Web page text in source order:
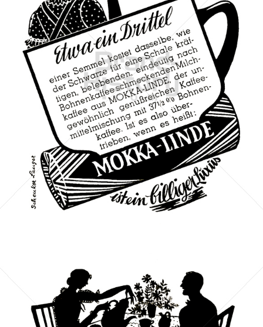
MOKKA-LINDE MOKKA-LINDE